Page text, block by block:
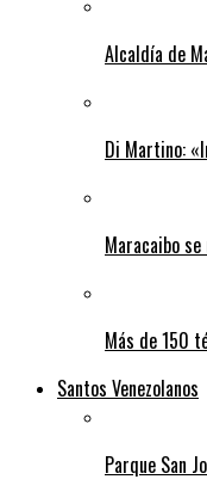
Alcaldía de
Di Martino:
Maracaibo
Más de 150
Santos Venezolanos
Parque San